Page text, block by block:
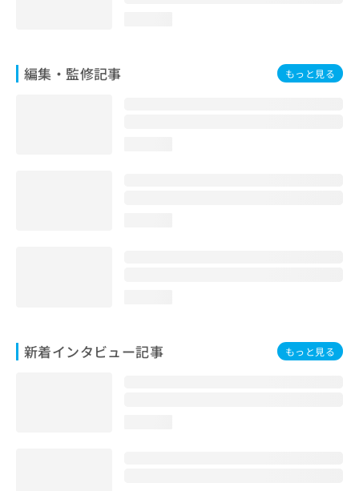
編集・監修記事 もっと見る
新着インタビュー記事 もっと見る